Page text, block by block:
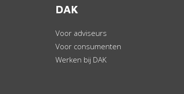
DAK
Voor adviseurs
Voor consumenten
Werken bij DAK